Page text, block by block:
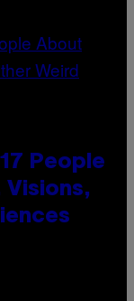
People
Visions,